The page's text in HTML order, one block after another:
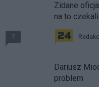
7
Zidane
na to czekali
Dariusz
problem